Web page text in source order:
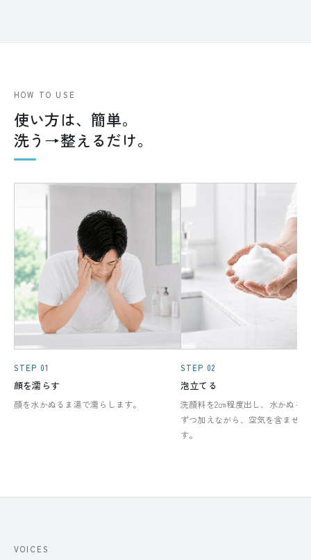
HOW TO USE
使い方は、簡単。
洗う→整えるだけ。
STEP 01
顔を濡らす
顔を水かぬるま湯で濡らします。
STEP 02
泡立てる
洗顔料を2㎝程度出し、水かぬる
ずつ加えながら、空気を含ませて
す。
VOICES